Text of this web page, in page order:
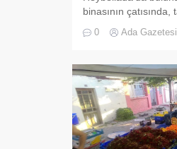
binasının çatısında,
çalışmaları sırasında
Gökyüzünü
ekipleri yangına
etti.
0 Ada Gazetesi